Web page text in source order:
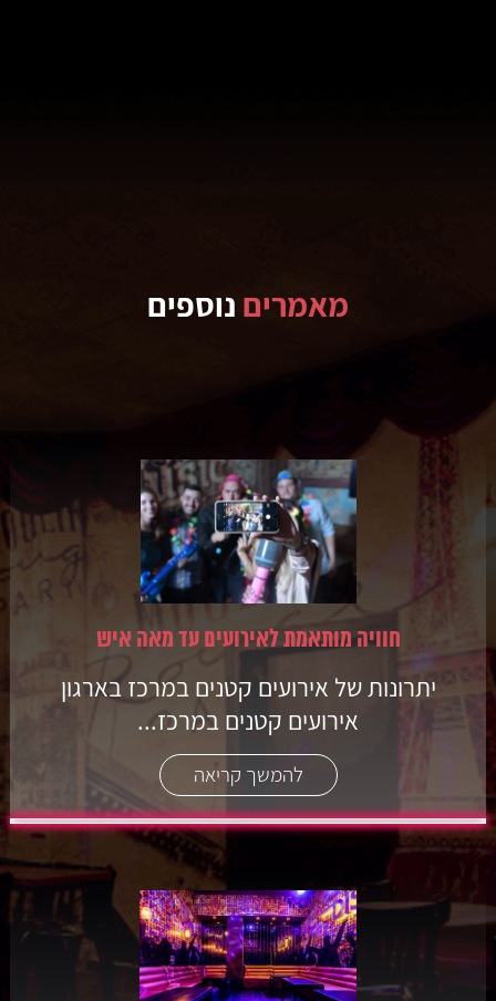
מאמרים נוספים
חוויה מותאמת לאירועים עד מאה איש
יתרונות של אירועים קטנים במרכז בארגון
אירועים קטנים במרכז...
להמשך קריאה